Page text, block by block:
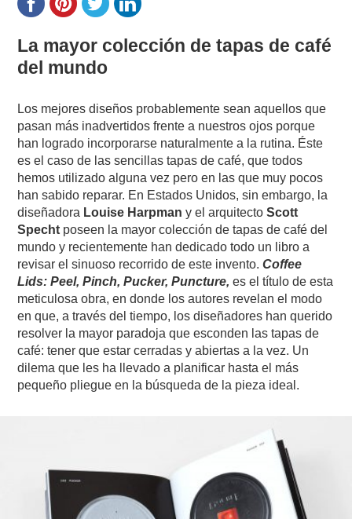
La mayor colección de tapas de café
del mundo
Los mejores diseños probablemente sean aquellos que
pasan más inadvertidos frente a nuestros ojos porque
han logrado incorporarse naturalmente a la rutina. Éste
es el caso de las sencillas tapas de café, que todos
hemos utilizado alguna vez pero en las que muy pocos
han sabido reparar. En Estados Unidos, sin embargo, la
diseñadora Louise Harpman y el arquitectoScott
Specht poseen la mayor colección de tapas de café del
mundo y recientemente han dedicado todo un libro a
revisar el sinuoso recorrido de este invento.Coffee
Lids: Peel, Pinch, Pucker, Puncture, es el título de esta
meticulosa obra, en donde los autores revelan el modo
en que, a través del tiempo, los diseñadores han querido
resolver la mayor paradoja que esconden las tapas de
café: tener que estar cerradas y abiertas a la vez. Un
dilema que les ha llevado a planificar hasta el más
pequeño pliegue en la búsqueda de la pieza ideal.